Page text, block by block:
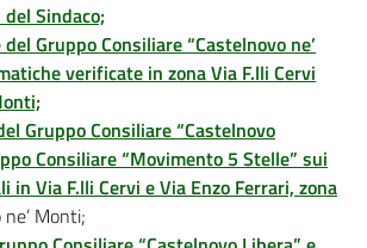
Sindaco;
Gruppo Consiliare “Castelnovo ne’
verificate in zona Via F.lli Cervi
Gruppo Consiliare “Castelnovo
Consiliare “Movimento 5 Stelle” sui
in Via F.lli Cervi e Via Enzo Ferrari, zona
Monti;